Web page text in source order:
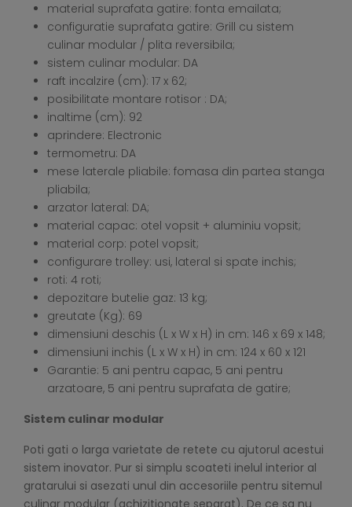
material suprafata gatire: fonta emailata;
configuratie suprafata gatire: Grill cu sistem
culinar modular / plita reversibila;
sistem culinar modular: DA
raft incalzire (cm): 17 x 62;
posibilitate montare rotisor : DA;
inaltime (cm): 92
aprindere: Electronic
termometru: DA
mese laterale pliabile: fomasa din partea stanga
pliabila;
arzator lateral: DA;
material capac: otel vopsit + aluminiu vopsit;
material corp: potel vopsit;
configurare trolley: usi, lateral si spate inchis;
roti: 4 roti;
depozitare butelie gaz: 13 kg;
greutate (Kg): 69
dimensiuni deschis (L x W x H) in cm: 146 x 69 x 148;
dimensiuni inchis (L x W x H) in cm: 124 x 60 x 121
Garantie: 5 ani pentru capac, 5 ani pentru
arzatoare, 5 ani pentru suprafata de gatire;
Sistem culinar modular
Poti gati o larga varietate de retete cu ajutorul acestui
sistem inovator. Pur si simplu scoateti inelul interior al
gratarului si asezati unul din accesoriile pentru sitemul